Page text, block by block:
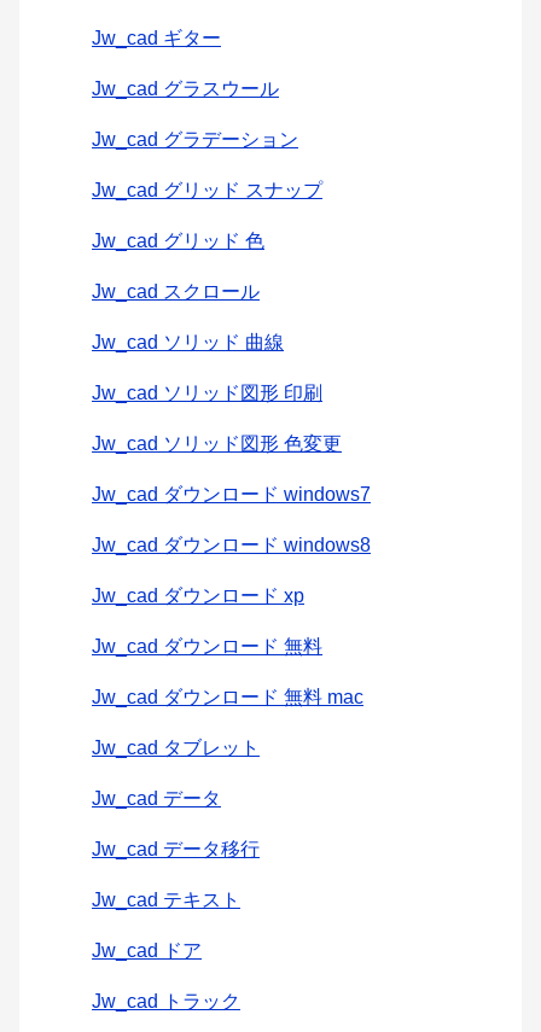
Jw_cad ギター
Jw_cad グラスウール
Jw_cad グラデーション
Jw_cad グリッド スナップ
Jw_cad グリッド 色
Jw_cad スクロール
Jw_cad ソリッド 曲線
Jw_cad ソリッド図形 印刷
Jw_cad ソリッド図形 色変更
Jw_cad ダウンロード windows7
Jw_cad ダウンロード windows8
Jw_cad ダウンロード xp
Jw_cad ダウンロード 無料
Jw_cad ダウンロード 無料 mac
Jw_cad タブレット
Jw_cad データ
Jw_cad データ移行
Jw_cad テキスト
Jw_cad ドア
Jw_cad トラック